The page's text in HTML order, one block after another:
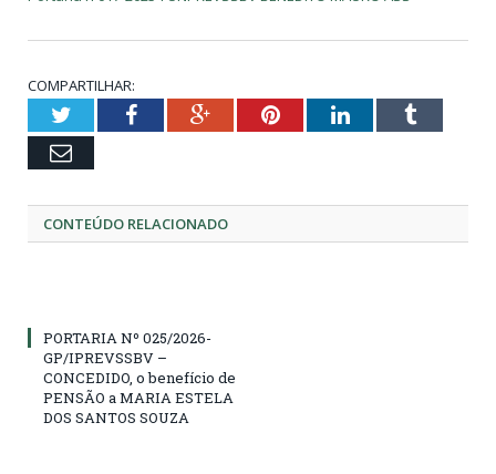
COMPARTILHAR:
TwitterFacebookGoogle+PinterestLinkedInTumblr
Email
CONTEÚDO RELACIONADO
PORTARIA Nº 025/2026-
GP/IPREVSSBV –
CONCEDIDO, o benefício de
PENSÃO a MARIA ESTELA
DOS SANTOS SOUZA